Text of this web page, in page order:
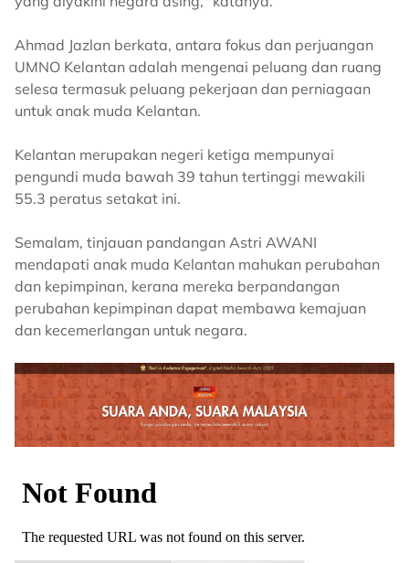
Ahmad Jazlan berkata, antara fokus dan perjuangan
UMNO Kelantan adalah mengenai peluang dan ruang
selesa termasuk peluang pekerjaan dan perniagaan
untuk anak muda Kelantan.
Kelantan merupakan negeri ketiga mempunyai
pengundi muda bawah 39 tahun tertinggi mewakili
55.3 peratus setakat ini.
Semalam, tinjauan pandangan Astri AWANI
mendapati anak muda Kelantan mahukan perubahan
dan kepimpinan, kerana mereka berpandangan
perubahan kepimpinan dapat membawa kemajuan
dan kecemerlangan untuk negara.